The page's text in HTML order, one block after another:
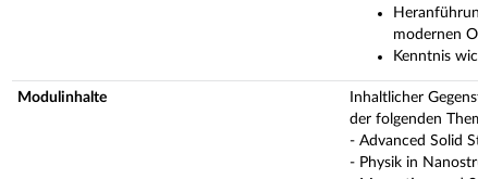
modernen
Kenntnis
Modulinhalte
Inhaltlicher
der folgenden
- Advanced Solid
- Physik in